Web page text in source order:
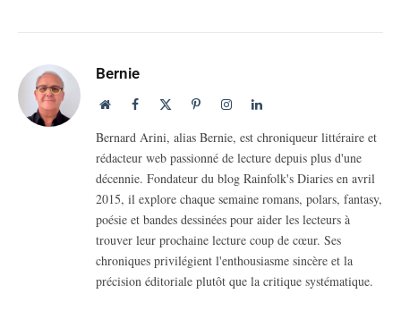
Bernie
WebsiteFacebook PinterestInstagramLinkedIn
Bernard Arini, alias Bernie, est chroniqueur littéraire et
rédacteur web passionné de lecture depuis plus d'une
décennie. Fondateur du blog Rainfolk's Diaries en avril
2015, il explore chaque semaine romans, polars, fantasy,
poésie et bandes dessinées pour aider les lecteurs à
trouver leur prochaine lecture coup de cœur. Ses
chroniques privilégient l'enthousiasme sincère et la
précision éditoriale plutôt que la critique systématique.